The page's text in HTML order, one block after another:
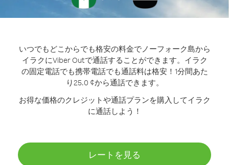
いつでもどこからでも格安の料金でノーフォーク島から
イラクにViber Outで通話することができます。 イラク
の固定電話でも携帯電話でも通話料は格安！1分間あた
り25.0 ¢から通話できます。
お得な価格のクレジットや通話プランを購入してイラク
に通話しよう！
レートを見る